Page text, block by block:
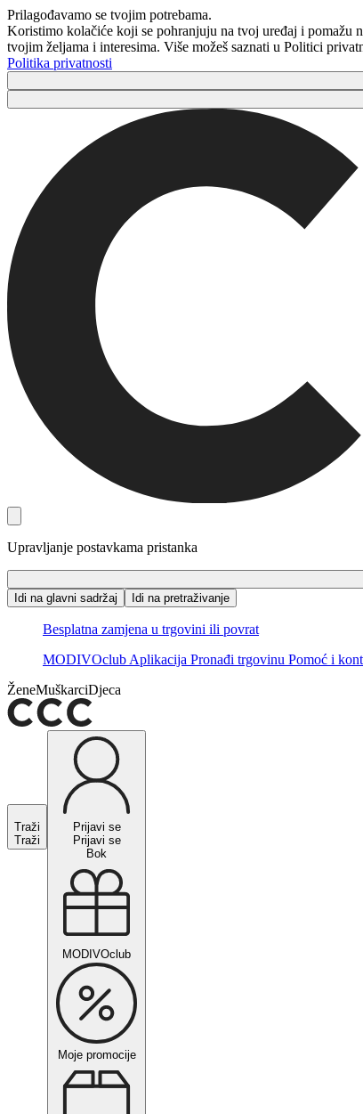
Prilagođavamo se tvojim potrebama.
Koristimo kolačiće koji se pohranjuju na tvoj uređaj i pomažu
tvojim željama i interesima. Više možeš saznati u Politici
Politika privatnosti
Upravljanje postavkama pristanka
Idi na glavni sadržaj
Idi na pretraživanje
Besplatna zamjena u trgovini ili povrat
MODIVOclub Aplikacija Pronađi trgovinu Pomoć i
ŽeneMuškarciDjeca
Traži
Traži
Prijavi se
Prijavi se
Bok
MODIVOclub
Moje promocije